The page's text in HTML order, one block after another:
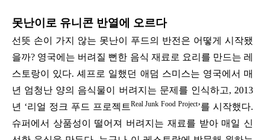
못난이로 유니콘 반열에 오르다
선뜻 손이 가지 않는 못난이 푸드의 반전은 어떻게 시작됐
을까? 영국에는 버려질 뻔한 음식 재료로 요리를 만드는 레
스토랑이 있다.셰프로 일했던 애덤 스미스는 영국에서 매
년 엄청난 양의 음식물이 버려지는 문제를 인식하고, 2013
년 ‘리얼 정크 푸드 프로젝트Real Junk Food Project’를 시작했다.
슈퍼에서 상품성이 떨어져 버려지는 재료를 받아 매일 신